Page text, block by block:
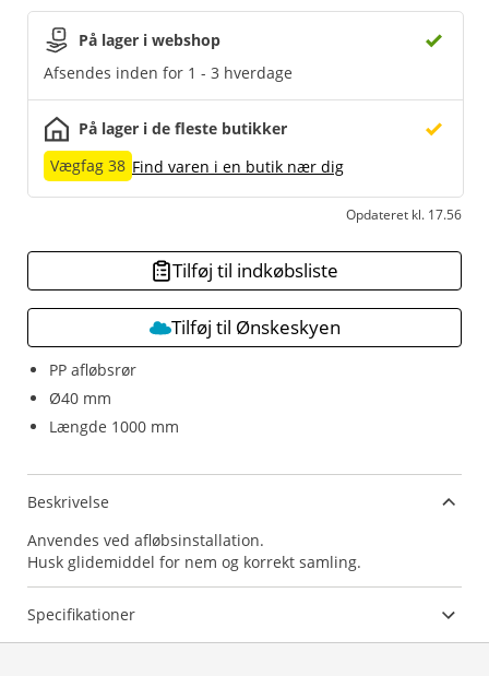
PP afløbsrør
Ø40 mm
Længde 1000 mm
På lager i webshop
Afsendes inden for 1 - 3 hverdage
På lager i de fleste butikker
Vægfag 38 Find varen i en butik nær dig
Opdateret kl. 17.56
Tilføj til indkøbsliste
Tilføj til Ønskeskyen
Beskrivelse
Anvendes ved afløbsinstallation.
Husk glidemiddel for nem og korrekt samling.
Specifikationer